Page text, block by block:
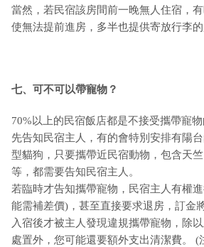
當然，若民宿該房間前一晚無人住宿，
使無法提前進房，多半也提供寄放行李的
七、可不可以帶寵物？
70%以上的民宿飯店都是不接受攜帶寵
先告知民宿主人，有的會特別安排有陽
型貓狗，只要攜帶近民宿動物，包含天
等，都需要告知民宿主人。
若臨時才告知攜帶寵物，民宿主人有權
能需補差價)，甚至直接要求退房，訂金
入宿後才被主人發現違規攜帶寵物，除
處置外，您可能還要額外支出清潔費。 (